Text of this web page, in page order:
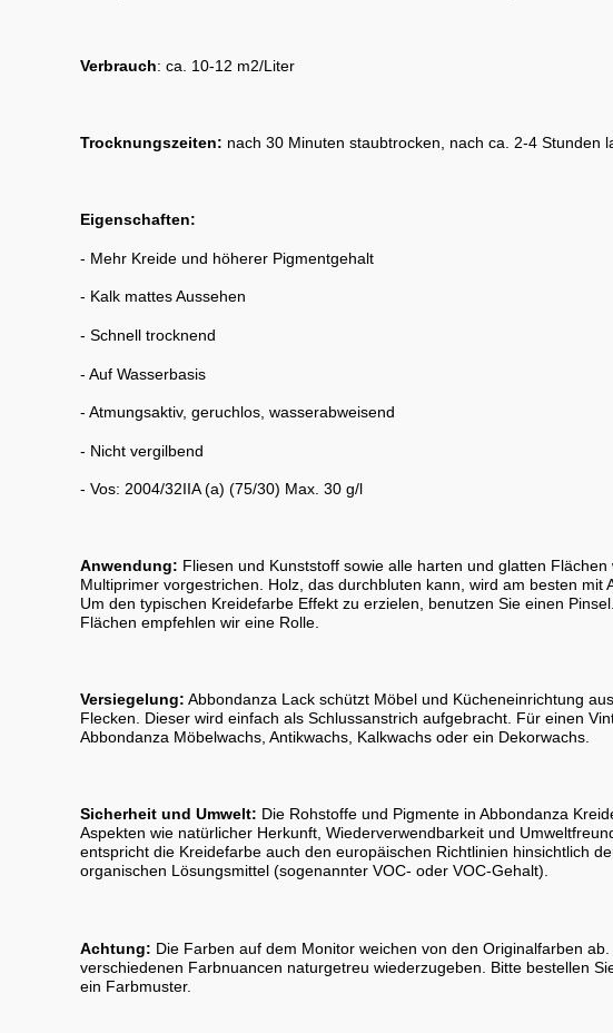
Verbrauch: ca. 10-12 m2/Liter
Trocknungszeiten: nach 30 Minuten staubtrocken, nach ca. 2-4 Stunden
Eigenschaften:
- Mehr Kreide und höherer Pigmentgehalt
- Kalk mattes Aussehen
- Schnell trocknend
- Auf Wasserbasis
- Atmungsaktiv, geruchlos, wasserabweisend
- Nicht vergilbend
- Vos: 2004/32IIA (a) (75/30) Max. 30 g/l
Anwendung: Fliesen und Kunststoff sowie alle harten und glatten
Multiprimer vorgestrichen. Holz, das durchbluten kann, wird am besten mit
Um den typischen Kreidefarbe Effekt zu erzielen, benutzen Sie einen
Flächen empfehlen wir eine Rolle.
Versiegelung: Abbondanza Lack schützt Möbel und Kücheneinrichtung
Flecken. Dieser wird einfach als Schlussanstrich aufgebracht. Für einen
Abbondanza Möbelwachs, Antikwachs, Kalkwachs oder ein Dekorwachs.
Sicherheit und Umwelt: Die Rohstoffe und Pigmente in Abbondanza
Aspekten wie natürlicher Herkunft, Wiederverwendbarkeit und
entspricht die Kreidefarbe auch den europäischen Richtlinien hinsichtlich
organischen Lösungsmittel (sogenannter VOC- oder VOC-Gehalt).
Achtung: Die Farben auf dem Monitor weichen von den Originalfarben
verschiedenen Farbnuancen naturgetreu wiederzugeben. Bitte bestellen
ein Farbmuster.